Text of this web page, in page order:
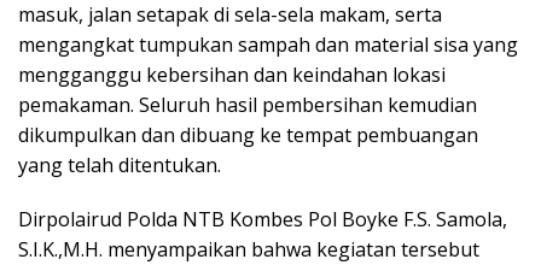
masuk, jalan setapak di sela-sela makam, serta
mengangkat tumpukan sampah dan material sisa yang
mengganggu kebersihan dan keindahan lokasi
pemakaman. Seluruh hasil pembersihan kemudian
dikumpulkan dan dibuang ke tempat pembuangan
yang telah ditentukan.
Dirpolairud Polda NTB Kombes Pol Boyke F.S. Samola,
S.I.K.,M.H. menyampaikan bahwa kegiatan tersebut